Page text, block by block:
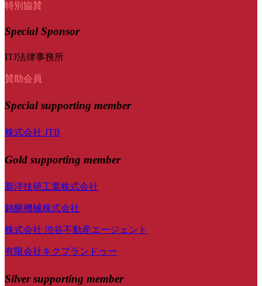
特別協賛
Special Sponsor
ITJ法律事務所
賛助会員
Specialsupporting member
株式会社 JTB
Gold supporting member
新洋技研工業株式会社
銘醸機械株式会社
株式会社 渋谷不動産エージェント
有限会社キクプランドゥー
Silver supporting member